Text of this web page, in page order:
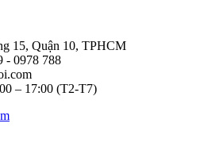
15, Quận 10, TPHCM
- 0978 788
– 17:00 (T2-T7)